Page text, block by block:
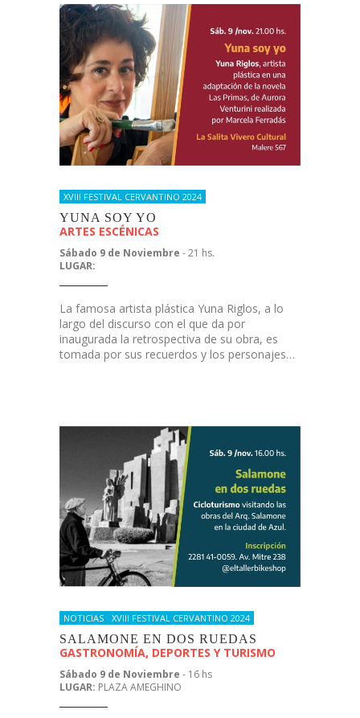
XVIII FESTIVAL CERVANTINO 2024
YUNA SOY YO
ARTES ESCÉNICAS
Sábado 9 de Noviembre - 21 hs.
LUGAR:
La famosa artista plástica Yuna Riglos, a lo
largo del discurso con el que da por
inaugurada la retrospectiva de su obra, es
tomada por sus recuerdos y los personajes…
NOTICIAS XVIII FESTIVAL CERVANTINO 2024
SALAMONE EN DOS RUEDAS
GASTRONOMÍA, DEPORTES Y TURISMO
Sábado 9 de Noviembre - 16 hs
LUGAR: PLAZA AMEGHINO